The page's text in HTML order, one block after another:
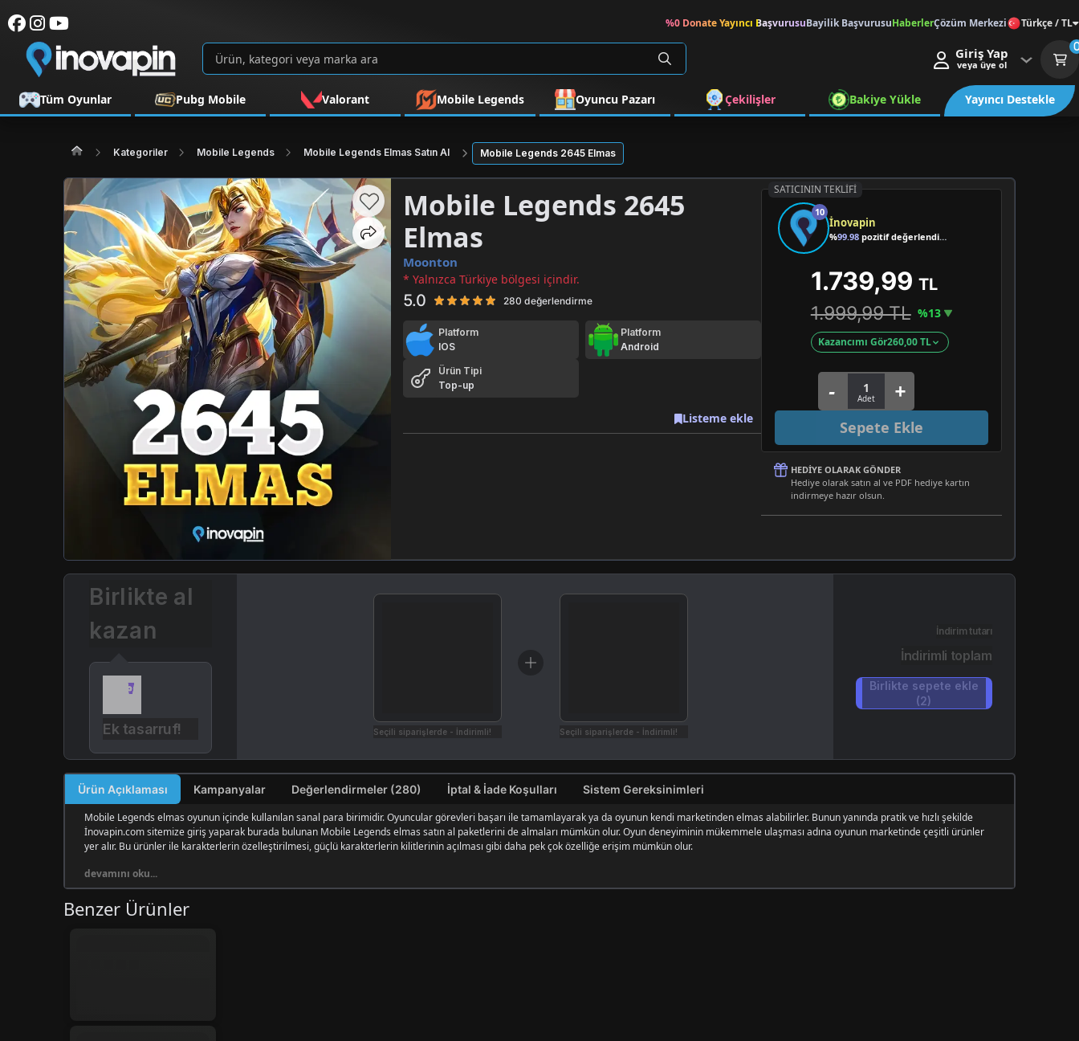
%0 Donate Yayıncı BaşvurusuBayilik BaşvurusuHaberlerÇözüm Merkezi Türkçe / TL
Giriş Yap
veya üye ol
Tüm Oyunlar Pubg Mobile Valorant Mobile Legends Oyuncu Pazarı Çekilişler Bakiye Yükle Yayıncı Destekle
Kategoriler Mobile Legends Mobile Legends Elmas Satın Al Mobile Legends 2645 Elmas
Mobile Legends 2645
Elmas
Moonton
* Yalnızca Türkiye bölgesi içindir.
5.0 280 değerlendirme
Platform
IOS
Platform
Android
Ürün Tipi
Top-up
Listeme ekle
SATICININ TEKLIFI
10
İnovapin
%99.98pozitif değerlendirme
1.739,99 TL
1.999,99 TL %13
Kazancımı Gör260,00 TL
Sepete Ekle
HEDIYE OLARAK GÖNDER
Hediye olarak satın al ve PDF hediye kartın
indirmeye hazır olsun.
Birlikte al
kazan
Ek tasarruf! Seçili siparişlerde - İndirimli! Seçili siparişlerde - İndirimli!
İndirim tutarı
İndirimli toplam
Birlikte sepete ekle
(2)
Ürün Açıklaması Kampanyalar Değerlendirmeler (280) İptal & İade Koşulları Sistem Gereksinimleri
Mobile Legends elmas oyunun içinde kullanılan sanal para birimidir. Oyuncular görevleri başarı ile tamamlayarak ya da oyunun kendi marketinden elmas alabilirler. Bunun yanında pratik ve hızlı şekilde
İnovapin.com sitemize giriş yaparak burada bulunan Mobile Legends elmas satın al paketlerini de almaları mümkün olur. Oyun deneyiminin mükemmele ulaşması adına oyunun marketinde çeşitli ürünler
yer alır. Bu ürünler ile karakterlerin özelleştirilmesi, güçlü karakterlerin kilitlerinin açılması gibi daha pek çok özelliğe erişim mümkün olur.
devamını oku...
Benzer Ürünler